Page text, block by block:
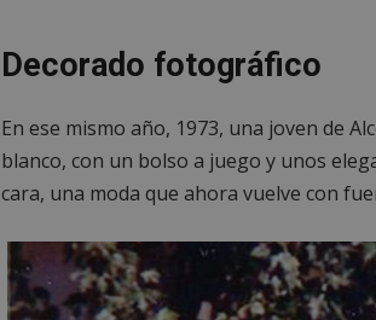
Decorado fotográfico
En ese mismo año, 1973, una joven de
blanco, con un bolso a juego y unos
cara, una moda que ahora vuelve con
sp_landing
sp_t